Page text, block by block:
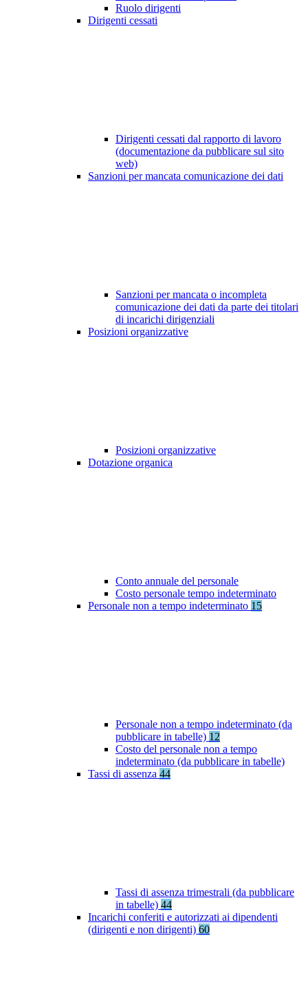
Ruolo dirigenti
Dirigenti cessati
Dirigenti cessati dal rapporto di lavoro
(documentazione da pubblicare sul sito
web)
Sanzioni per mancata comunicazione dei dati
Sanzioni per mancata o incompleta
comunicazione dei dati da parte dei titolari
di incarichi dirigenziali
Posizioni organizzative
Posizioni organizzative
Dotazione organica
Conto annuale del personale
Costo personale tempo indeterminato
Personale non a tempo indeterminato 15
Personale non a tempo indeterminato (da
pubblicare in tabelle) 12
Costo del personale non a tempo
indeterminato (da pubblicare in tabelle)
Tassi di assenza 44
Tassi di assenza trimestrali (da pubblicare
in tabelle) 44
Incarichi conferiti e autorizzati ai dipendenti
(dirigenti e non dirigenti) 60